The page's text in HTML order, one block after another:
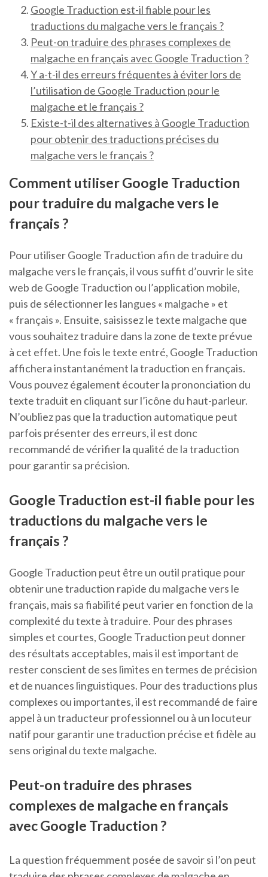
Google Traduction est-il fiable pour les
traductions du malgache vers le français ?
Peut-on traduire des phrases complexes de
malgache en français avec Google Traduction ?
Y a-t-il des erreurs fréquentes à éviter lors de
l’utilisation de Google Traduction pour le
malgache et le français ?
Existe-t-il des alternatives à Google Traduction
pour obtenir des traductions précises du
malgache vers le français ?
Comment utiliser Google Traduction
pour traduire du malgache vers le
français ?
Pour utiliser Google Traduction afin de traduire du
malgache vers le français, il vous suffit d’ouvrir le site
web de Google Traduction ou l’application mobile,
puis de sélectionner les langues « malgache » et
« français ». Ensuite, saisissez le texte malgache que
vous souhaitez traduire dans la zone de texte prévue
à cet effet. Une fois le texte entré, Google Traduction
affichera instantanément la traduction en français.
Vous pouvez également écouter la prononciation du
texte traduit en cliquant sur l’icône du haut-parleur.
N’oubliez pas que la traduction automatique peut
parfois présenter des erreurs, il est donc
recommandé de vérifier la qualité de la traduction
pour garantir sa précision.
Google Traduction est-il fiable pour les
traductions du malgache vers le
français ?
Google Traduction peut être un outil pratique pour
obtenir une traduction rapide du malgache vers le
français, mais sa fiabilité peut varier en fonction de la
complexité du texte à traduire. Pour des phrases
simples et courtes, Google Traduction peut donner
des résultats acceptables, mais il est important de
rester conscient de ses limites en termes de précision
et de nuances linguistiques. Pour des traductions plus
complexes ou importantes, il est recommandé de faire
appel à un traducteur professionnel ou à un locuteur
natif pour garantir une traduction précise et fidèle au
sens original du texte malgache.
Peut-on traduire des phrases
complexes de malgache en français
avec Google Traduction ?
La question fréquemment posée de savoir si l’on peut